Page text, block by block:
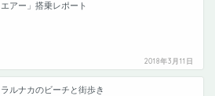
エアー」搭乗レポート
2018年3月11日
ラルナカのビーチと街歩き